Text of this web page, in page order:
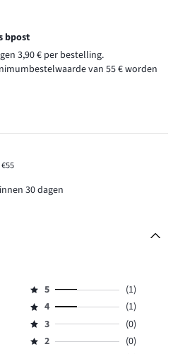
bpost
3,90 € per bestelling.
van 55 € worden
30 dagen
Beoordeling
5,
aantal
reviews
5
(1)
Beoordeling
4,
aantal
4
(1)
Beoordeling
3,
3
(0)
Beoordeling
2
(0)